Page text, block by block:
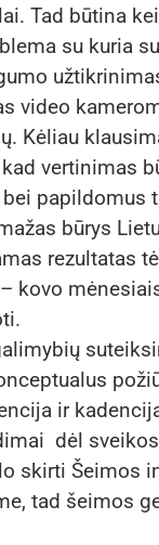
Tad būtina
su kuria
video
Kėliau
vertinimas
papildomus
būrys
rezultatas
kovo
ir
dėl
skirti Šeimos
tad šeimos